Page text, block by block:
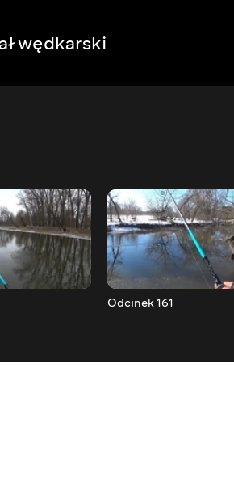
wędkarski
Odcinek 161